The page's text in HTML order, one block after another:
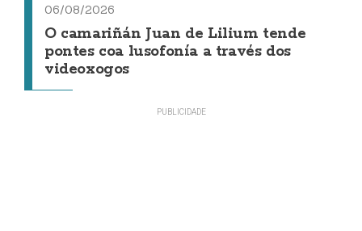
06/08/2026
O camariñán Juan de Lilium tende
pontes coa lusofonía a través dos
videoxogos